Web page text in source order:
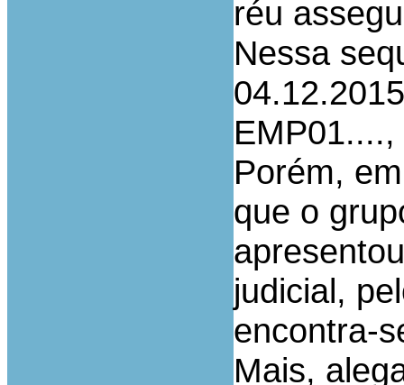
réu
Nessa
Porém,
que o
judicial,
encontra-
Mais,